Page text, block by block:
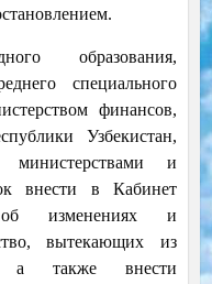
образования,
специального
финансов,
Узбекистан,
министерствами и
внести в Кабинет
об изменениях и
вытекающих из
а также внести